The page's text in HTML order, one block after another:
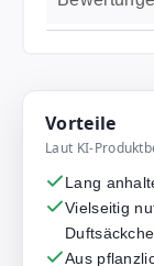
Vorteile
Laut KI-
Lang
Vielseitig
Aus